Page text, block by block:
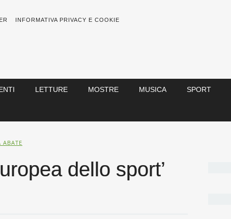
INFORMATIVA PRIVACY E COOKIE
LETTURE MOSTRE MUSICA SPORT
ABATE
dello sport’